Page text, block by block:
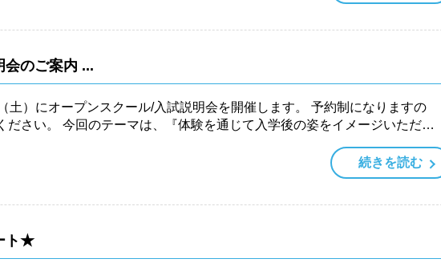
会のご案内 ...
土）にオープンスクール/入試説明会を開催します。 予約制になりますの
の姿をイメージいただ
続きを読む
ト★